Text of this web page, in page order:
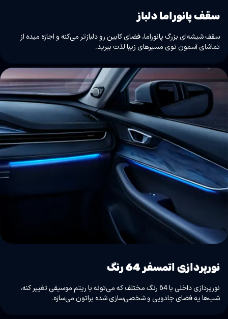
سقف پانوراما دلباز
سقف شیشه‌ای بزرگ پانوراما، فضای کابین رو دلبازتر می‌کنه و اجازه میده از
تماشای آسمون توی مسیرهای زیبا لذت ببرید.
نورپردازی اتمسفر 64 رنگ
نورپردازی داخلی با 64 رنگ مختلف که می‌تونه با ریتم موسیقی تغییر کنه،
شب‌ها یه فضای جادویی و شخصی‌سازی شده براتون می‌سازه.